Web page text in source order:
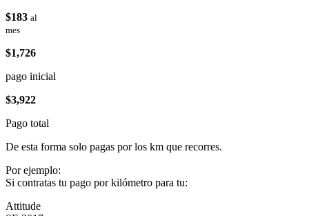
$183 al
mes
$1,726
pago inicial
$3,922
Pago total
De esta forma solo pagas por los km que recorres.
Por ejemplo:
Si contratas tu pago por kilómetro para tu:
Attitude